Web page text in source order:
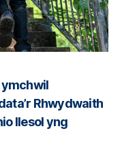
ymchwil
Rhwydwaith
llesol yng